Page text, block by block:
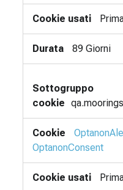
89 Giorni
OptanonConsent